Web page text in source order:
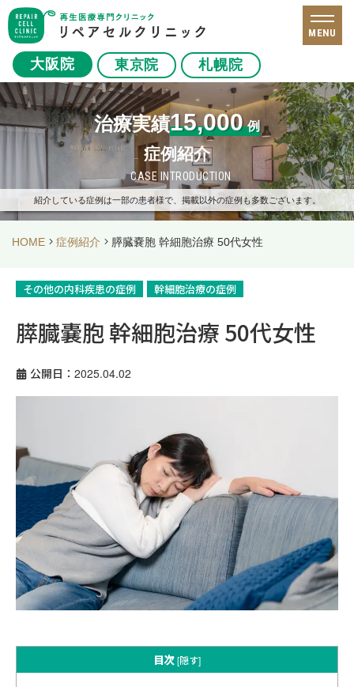
大阪院 東京院 札幌院
MENU
治療実績15,000 例
症例紹介
CASE INTRODUCTION
紹介している症例は一部の患者様で、掲載以外の症例も多数ございます。
HOME 症例紹介 膵臓嚢胞 幹細胞治療 50代女性
その他の内科疾患の症例 幹細胞治療の症例
膵臓嚢胞 幹細胞治療 50代女性
公開日：2025.04.02
目次 [隠す]